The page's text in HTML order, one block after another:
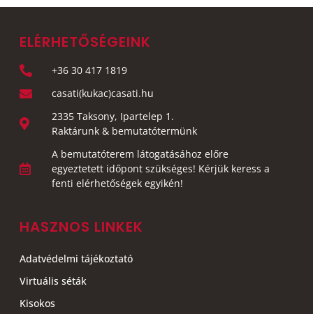
ELÉRHETŐSÉGEINK
+36 30 417 1819
casati(kukac)casati.hu
2335 Taksony, Ipartelep 1.
Raktárunk & bemutatótermünk
A bemutatóterem látogatásához előre
egyeztetett időpont szükséges! Kérjük keress a
fenti elérhetőségek egyikén!
HASZNOS LINKEK
Adatvédelmi tájékoztató
Virtuális séták
Kisokos